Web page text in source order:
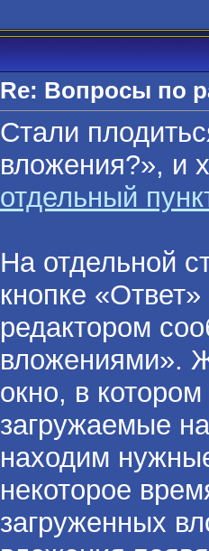
Re: Вопросы по
Стали
вложения?», и
отдельный
На отдельной
кнопке
редактором
вложениями».
окно, в
загружаемые
находим
некоторое
загруженных